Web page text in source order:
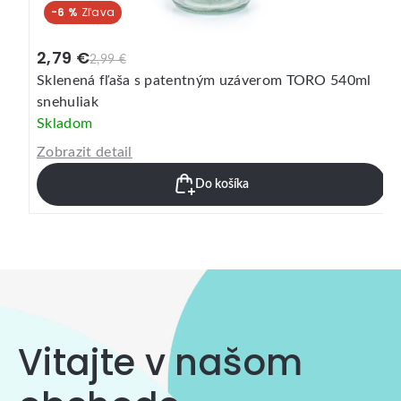
-6 %
2,99 €
2,79 €
Sklenená fľaša s patentným uzáverom TORO 540ml
snehuliak
Skladom
Zobrazit detail
Do košíka
Vitajte v našom